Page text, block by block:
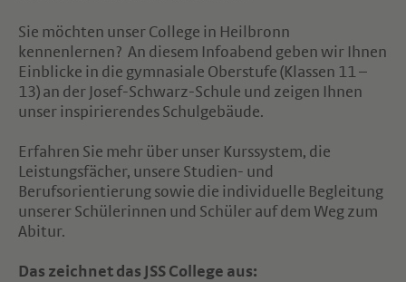
Sie möchten unser College in Heilbronn
kennenlernen? An diesem Infoabend geben wir Ihnen
Einblicke in die gymnasiale Oberstufe (Klassen 11 –
13) an der Josef-Schwarz-Schule und zeigen Ihnen
unser inspirierendes Schulgebäude.
Erfahren Sie mehr über unser Kurssystem, die
Leistungsfächer, unsere Studien- und
Berufsorientierung sowie die individuelle Begleitung
unserer Schülerinnen und Schüler auf dem Weg zum
Abitur.
Das zeichnet das JSS College aus: